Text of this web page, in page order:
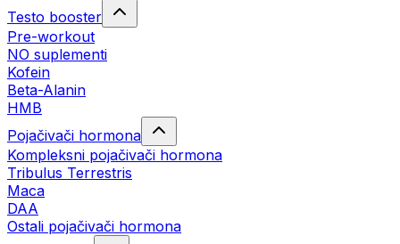
Testo booster
Pre-workout
NO suplementi
Kofein
Beta-Alanin
HMB
Pojačivači hormona
Kompleksni pojačivači hormona
Tribulus Terrestris
Maca
DAA
Ostali pojačivači hormona